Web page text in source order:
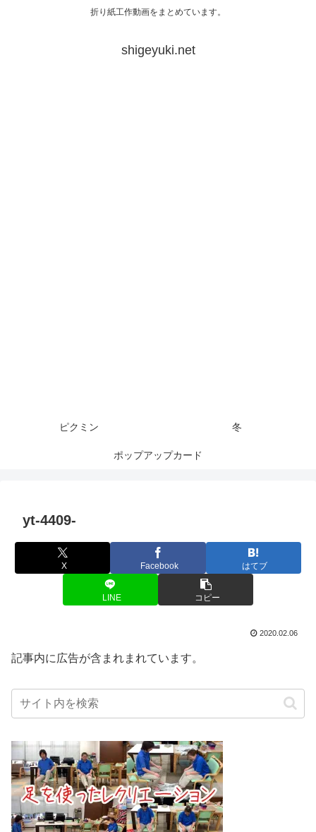
折り紙工作動画をまとめています。
shigeyuki.net
ピクミン 冬
ポップアップカード
yt-4409-
X Facebook はてブ
LINE コピー
2020.02.06
記事内に広告が含まれまれています。